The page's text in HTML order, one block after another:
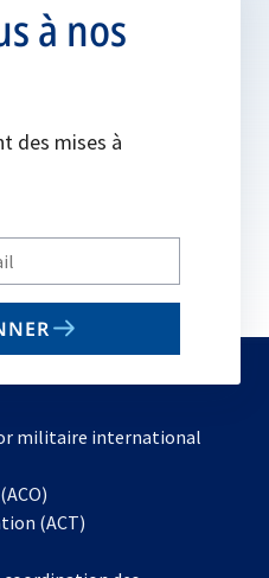
à nos
des mises à
militaire international
dans
(ACT)